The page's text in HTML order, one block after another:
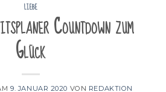
LIEBE
Countdown zum
Glück
9. JANUAR 2020 VON REDAKTION